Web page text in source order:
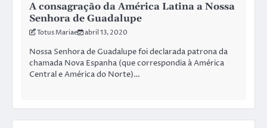
A consagração da América Latina a Nossa
Senhora de Guadalupe
Totus Mariae abril 13, 2020
Nossa Senhora de Guadalupe foi declarada patrona da
chamada Nova Espanha (que correspondia à América
Central e América do Norte)…